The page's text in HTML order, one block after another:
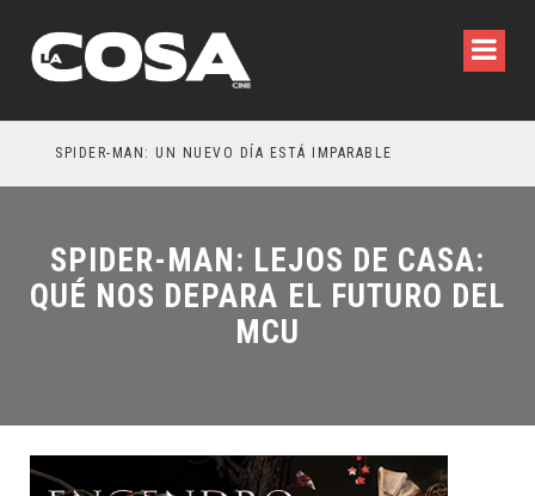
SPIDER-MAN: UN NUEVO DÍA ESTÁ IMPARABLE
SPIDER-MAN: LEJOS DE CASA:
QUÉ NOS DEPARA EL FUTURO DEL
MCU